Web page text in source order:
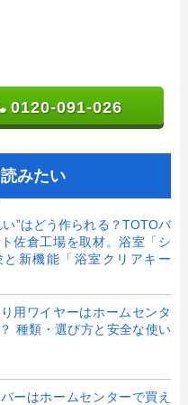
0120-091-026
みたい
い”はどう作られる？TOTOバ
佐倉工場を取材。浴室「シ
と新機能「浴室クリアキー
用ワイヤーはホームセンタ
種類・選び方と安全な使い
ーはホームセンターで買え